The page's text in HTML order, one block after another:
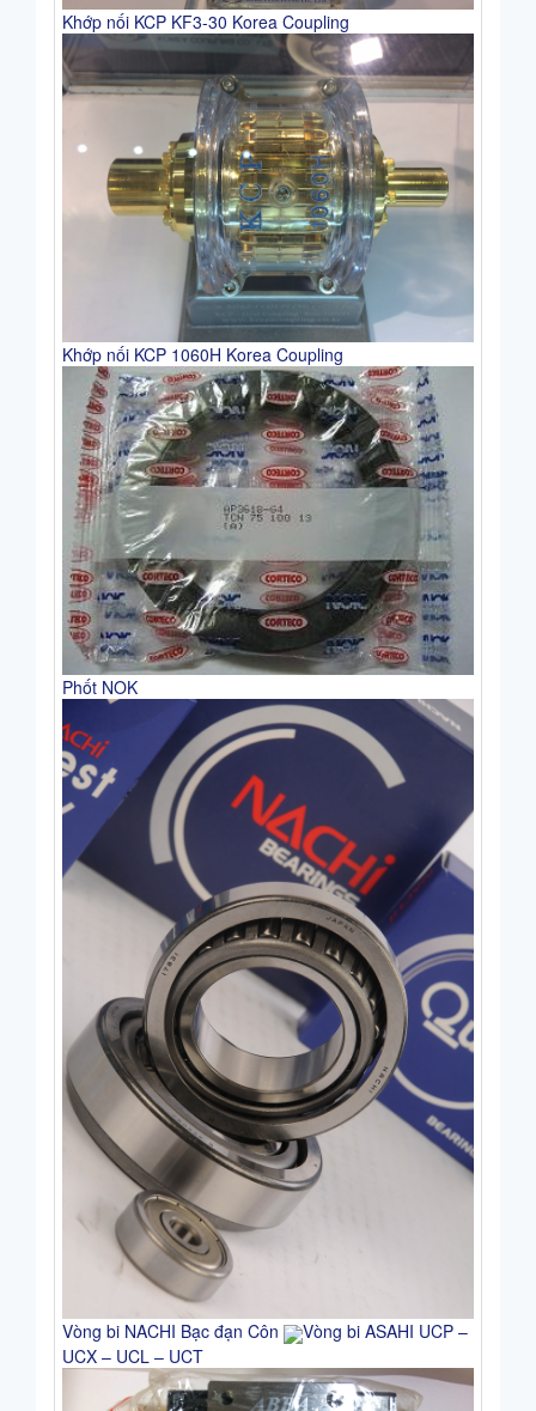
Khớp nối KCP KF3-30 Korea Coupling
Khớp nối KCP 1060H Korea Coupling
Phốt NOK
Vòng bi NACHI Bạc đạn Côn
Vòng bi ASAHI UCP –
UCX – UCL – UCT